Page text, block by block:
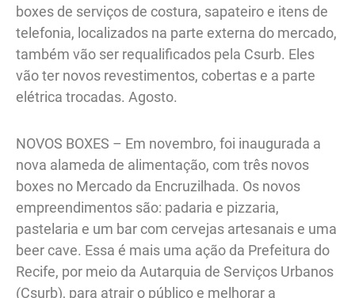
boxes de serviços de costura, sapateiro e itens de
telefonia, localizados na parte externa do mercado,
também vão ser requalificados pela Csurb. Eles
vão ter novos revestimentos, cobertas e a parte
elétrica trocadas. Agosto.
NOVOS BOXES – Em novembro, foi inaugurada a
nova alameda de alimentação, com três novos
boxes no Mercado da Encruzilhada. Os novos
empreendimentos são: padaria e pizzaria,
pastelaria e um bar com cervejas artesanais e uma
beer cave. Essa é mais uma ação da Prefeitura do
Recife, por meio da Autarquia de Serviços Urbanos
(Csurb), para atrair o público e melhorar a